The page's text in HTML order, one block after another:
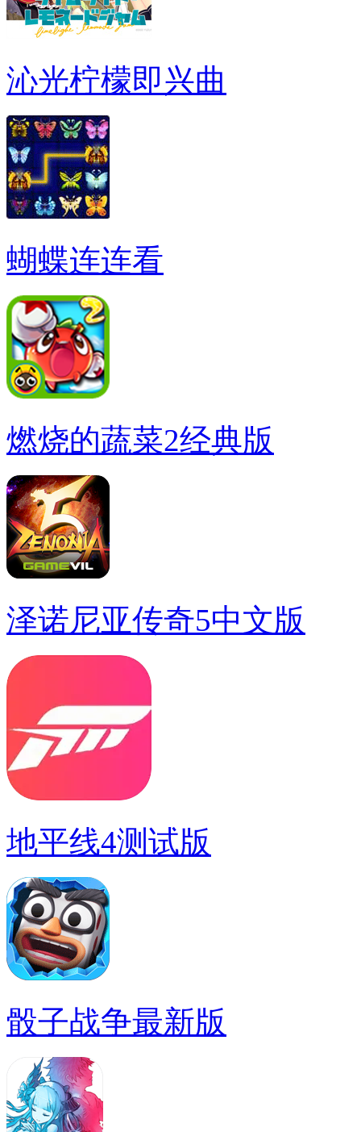
沁光柠檬即兴曲
蝴蝶连连看
燃烧的蔬菜2经典版
泽诺尼亚传奇5中文版
地平线4测试版
骰子战争最新版